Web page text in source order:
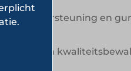
ondersteuning en
en